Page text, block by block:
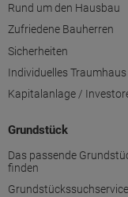
Rund um den Hausbau
Zufriedene Bauherren
Sicherheiten
Individuelles Traumhaus
Kapitalanlage /
Grundstück
Das passende
finden
Grundstückssuchservice